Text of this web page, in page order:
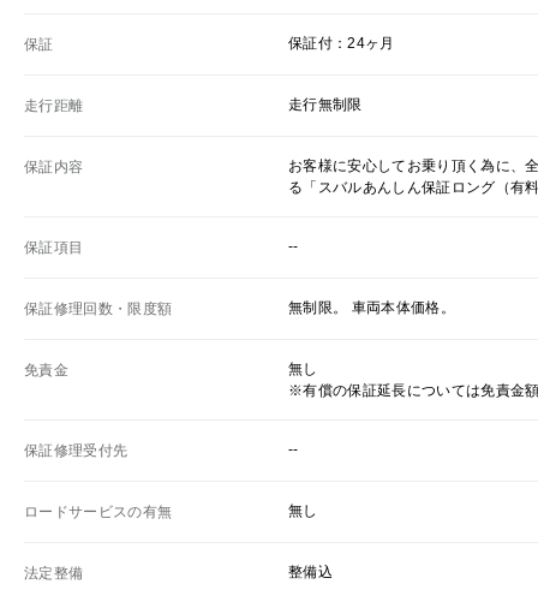
保証 保証付：24ヶ月
走行距離 走行無制限
保証内容
お客様に安心してお乗り頂く為に、
る「スバルあんしん保証ロング（有
保証項目 --
保証修理回数・限度額 無制限。 車両本体価格。
免責金
無し
※有償の保証延長については免責金
保証修理受付先 --
ロードサービスの有無 無し
法定整備 整備込